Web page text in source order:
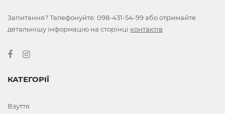
Запитання? Телефонуйте: 098-431-54-99або отримайте
детальнішу інформацію на сторінці контактів
КАТЕГОРІЇ
Взуття